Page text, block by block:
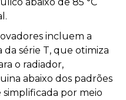
incluem a
série T, que otimiza
o radiador,
abaixo dos padrões
simplificada por meio